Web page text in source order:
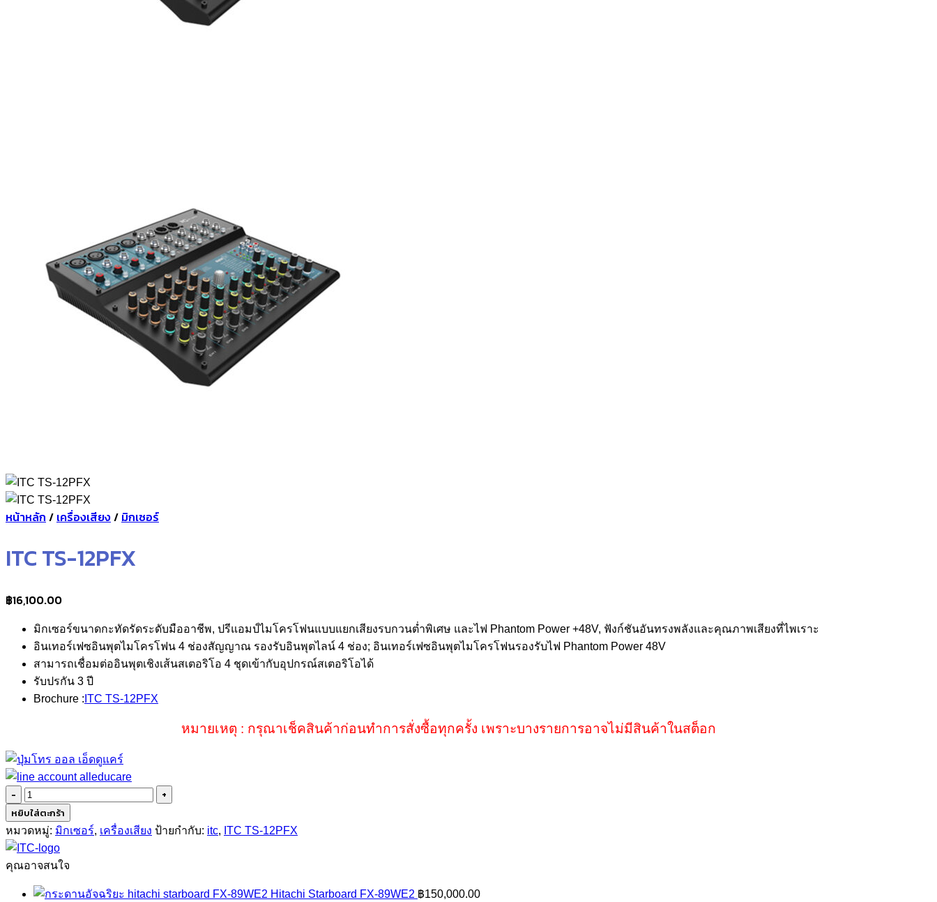
หน้าหลัก / เครื่องเสียง/ มิกเซอร์
ITC TS-12PFX
฿16,100.00
มิกเซอร์ขนาดกะทัดรัดระดับมืออาชีพ, ปรีแอมป์ไมโครโฟนแบบแยกเสียงรบกวนต่ำพิเศษ และไฟ Phantom Power +48V, ฟังก์ชันอันทรงพลังและคุณภาพเสียงที่ไพเราะ
อินเทอร์เฟซอินพุตไมโครโฟน 4 ช่องสัญญาณ รองรับอินพุตไลน์ 4 ช่อง; อินเทอร์เฟซอินพุตไมโครโฟนรองรับไฟ Phantom Power 48V
สามารถเชื่อมต่ออินพุตเชิงเส้นสเตอริโอ 4 ชุดเข้ากับอุปกรณ์สเตอริโอได้
รับปรกัน 3 ปี
Brochure : ITC TS-12PFX
หมายเหตุ : กรุณาเช็คสินค้าก่อนทำการสั่งซื้อทุกครั้ง เพราะบางรายการอาจไม่มีสินค้าในสต็อก
จำนวน
ITC
TS-
12PFX
ชิ้น
หยิบใส่ตะกร้า
หมวดหมู่: มิกเซอร์, เครื่องเสียง ป้ายกำกับ: itc, ITC TS-12PFX
คุณอาจสนใจ
Hitachi Starboard FX-89WE2 ฿150,000.00